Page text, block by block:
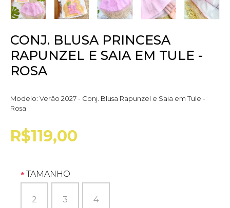
CONJ. BLUSA PRINCESA
RAPUNZEL E SAIA EM TULE -
ROSA
Modelo: Verão 2027 - Conj. Blusa Rapunzel e Saia em Tule -
Rosa
R$119,00
TAMANHO
2 3 4